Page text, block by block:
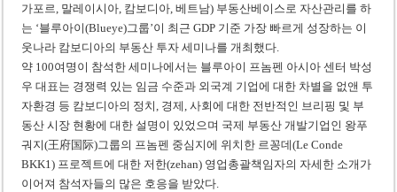
가포르, 말레이시아, 캄보디아, 베트남) 부동산베이스로 자산관리를 하
는 ‘블루아이(Blueye)그룹’이 최근 GDP 기준 가장 빠르게 성장하는 이
웃나라 캄보디아의 부동산 투자 세미나를 개최했다.
약 100여명이 참석한 세미나에서는 블루아이 프놈펜 아시아 센터 박성
우 대표는 경쟁력 있는 임금 수준과 외국계 기업에 대한 차별을 없앤 투
자환경 등 캄보디아의 정치, 경제, 사회에 대한 전반적인 브리핑 및 부
동산 시장 현황에 대한 설명이 있었으며 국제 부동산 개발기업인 왕푸
궈지(王府国际)그룹의 프놈펜 중심지에 위치한 르꽁데(Le Conde
BKK1) 프로젝트에 대한 저한(zehan) 영업총괄책임자의 자세한 소개가
이어져 참석자들의 많은 호응을 받았다.